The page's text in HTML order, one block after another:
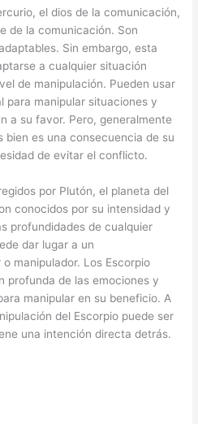
el dios de la comunicación,
de la comunicación. Son
Sin embargo, esta
a cualquier situación
de manipulación. Pueden usar
para manipular situaciones y
a su favor. Pero, generalmente
bien es una consecuencia de su
de evitar el conflicto.
por Plutón, el planeta del
conocidos por su intensidad y
profundidades de cualquier
dar lugar a un
manipulador. Los Escorpio
profunda de las emociones y
manipular en su beneficio. A
del Escorpio puede ser
una intención directa detrás.